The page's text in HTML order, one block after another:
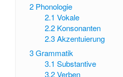
2 Phonologie
2.1 Vokale
2.2 Konsonanten
2.3 Akzentuierung
3Grammatik
3.1 Substantive
3.2 Verben